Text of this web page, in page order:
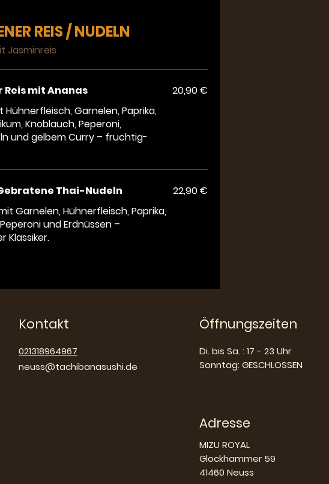
REIS / NUDELN
Jasminreis
mit Ananas
Hühnerfleisch, Garnelen, Paprika,
Knoblauch, Peperoni,
und gelbem Curry – fruchtig-
20,90 €
Thai-Nudeln
Garnelen, Hühnerfleisch, Paprika,
und Erdnüssen –
Klassiker.
22,90 €
Kontakt Öffnungszeiten
021318964967
Di. bis Sa. : 17 - 23 Uhr
Sonntag: GESCHLOSSEN
neuss@tachibanasushi.de
Adresse
MIZU ROYAL
Glockhammer 59
41460 Neuss